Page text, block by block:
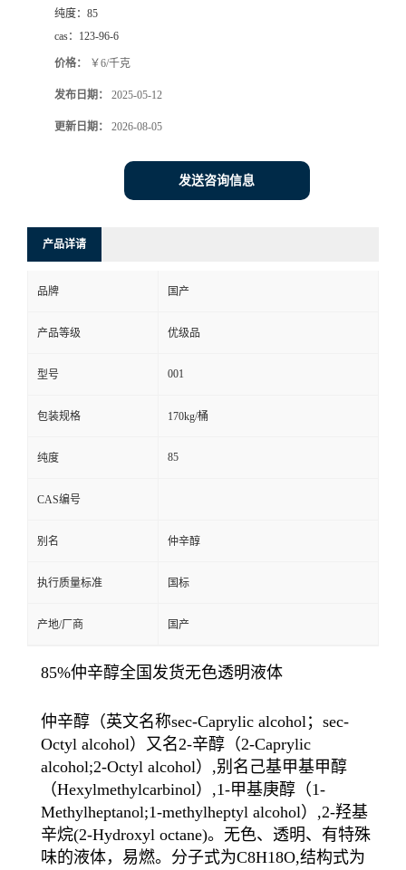
纯度： 85
cas： 123-96-6
价格： ￥6/千克
发布日期： 2025-05-12
更新日期： 2026-08-05
发送咨询信息
产品详请
品牌 国产
产品等级 优级品
型号 001
包装规格 170kg/桶
纯度 85
CAS编号
别名 仲辛醇
执行质量标准 国标
产地/厂商 国产
85%仲辛醇全国发货无色透明液体
仲辛醇（英文名称sec-Caprylic alcohol；sec-
Octyl alcohol）又名2-辛醇（2-Caprylic
alcohol;2-Octyl alcohol）,别名己基甲基甲醇
（Hexylmethylcarbinol）,1-甲基庚醇（1-
Methylheptanol;1-methylheptyl alcohol）,2-羟基
辛烷(2-Hydroxyl octane)。无色、透明、有特殊
味的液体，易燃。分子式为C8H18O,结构式为